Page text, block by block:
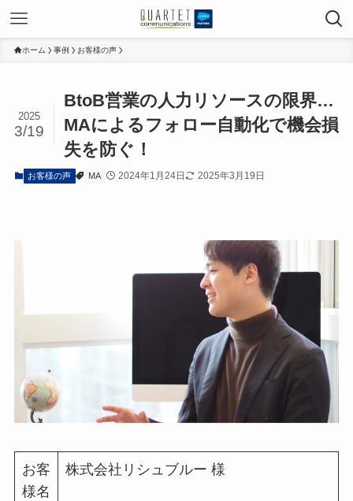
ホーム 事例 お客様の声
BtoB営業の人力リソースの限界…
MAによるフォロー自動化で機会損
失を防ぐ！
2025
3/19
お客様の声 MA 2024年1月24日 2025年3月19日
お客
様名
株式会社リシュブルー 様